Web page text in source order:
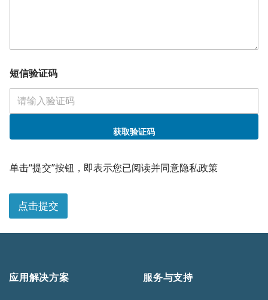
短信验证码
获取验证码
备
注
信
证
码
单击“提交”按钮，即表示您已阅读并同意隐私政策
点击提交
应用解决方案 服务与支持